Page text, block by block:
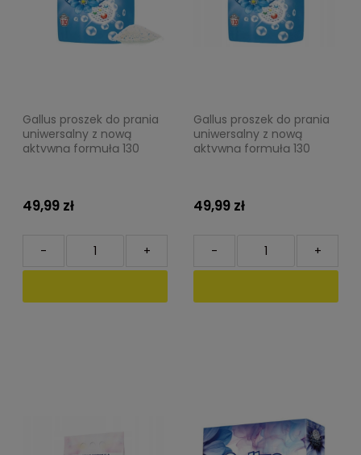
Gallus proszek do prania
uniwersalny z nową
aktywną formułą 130
49,99 zł
+
-
Gallus proszek do prania
uniwersalny z nową
aktywną formułą 130
49,99 zł
+
-